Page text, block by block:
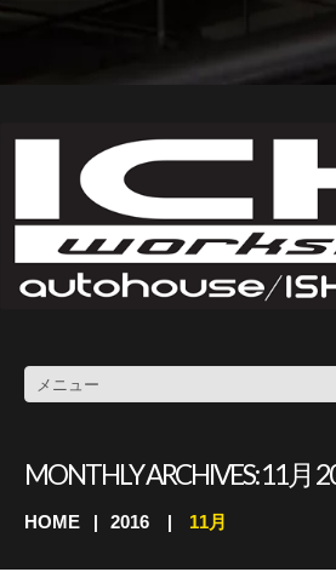
MONTHLY ARCHIVES:11月
HOME 2016 11月